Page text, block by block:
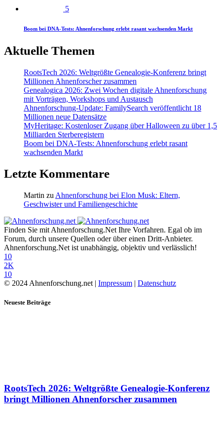
5
Boom bei DNA-Tests: Ahnenforschung erlebt rasant wachsenden Markt
Aktuelle Themen
RootsTech 2026: Weltgrößte Genealogie-Konferenz bringt
Millionen Ahnenforscher zusammen
Genealogica 2026: Zwei Wochen digitale Ahnenforschung
mit Vorträgen, Workshops und Austausch
Ahnenforschung-Update: FamilySearch veröffentlicht 18
Millionen neue Datensätze
MyHeritage: Kostenloser Zugang über Halloween zu über 1,5
Milliarden Sterberegistern
Boom bei DNA-Tests: Ahnenforschung erlebt rasant
wachsenden Markt
Letzte Kommentare
Martin zu Ahnenforschung bei Elon Musk: Eltern,
Geschwister und Familiengeschichte
Finden Sie mit Ahnenforschung.Net Ihre Vorfahren. Egal ob im
Forum, durch unsere Quellen oder über einen Dritt-Anbieter.
Ahnenforschung.Net ist unabhängig, objektiv und verlässlich!
10
2K
10
© 2024 Ahnenforschung.net | Impressum | Datenschutz
Neueste Beiträge
RootsTech 2026: Weltgrößte Genealogie-Konferenz
bringt Millionen Ahnenforscher zusammen